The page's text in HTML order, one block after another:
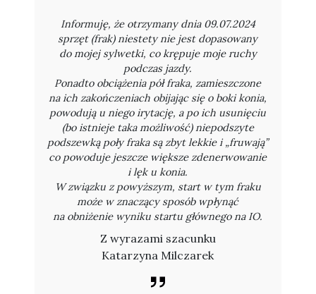
Informuję, że otrzymany dnia 09.07.2024
sprzęt (frak) niestety nie jest dopasowany
do mojej sylwetki, co krępuje moje ruchy
podczas jazdy.
Ponadto obciążenia pół fraka, zamieszczone
na ich zakończeniach obijając się o boki konia,
powodują u niego irytację, a po ich usunięciu
(bo istnieje taka możliwość) niepodszyte
podszewką poły fraka są zbyt lekkie i „fruwają”
co powoduje jeszcze większe zdenerwowanie
i lęk u konia.
W związku z powyższym, start w tym fraku
może w znaczący sposób wpłynąć
na obniżenie wyniku startu głównego na IO.
Z wyrazami szacunku
Katarzyna Milczarek